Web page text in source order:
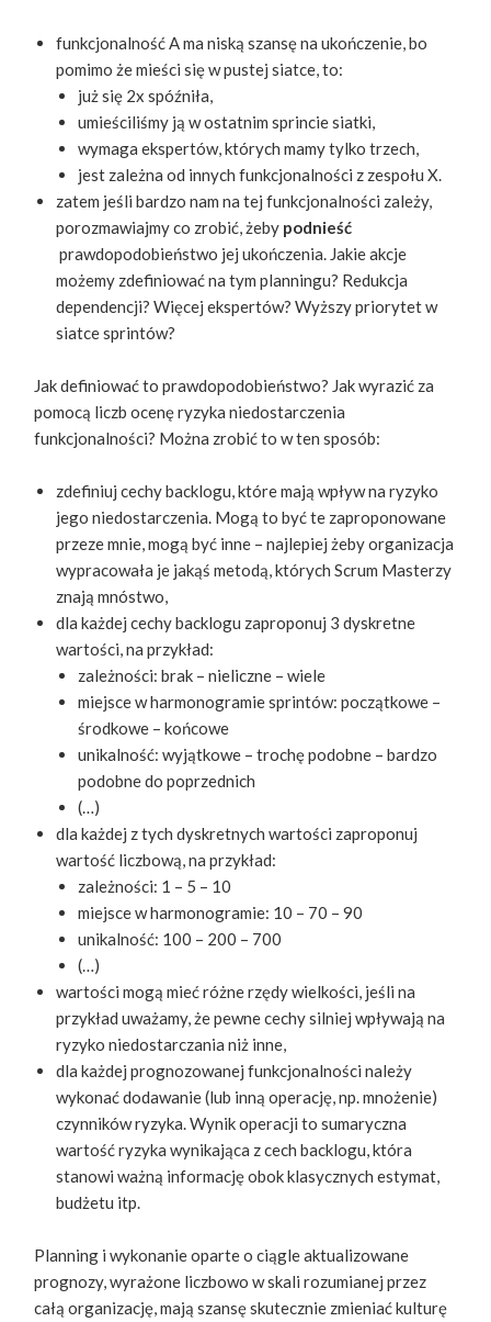
funkcjonalność A ma niską szansę na ukończenie, bo
pomimo że mieści się w pustej siatce, to:
już się 2x spóźniła,
umieściliśmy ją w ostatnim sprincie siatki,
wymaga ekspertów, których mamy tylko trzech,
jest zależna od innych funkcjonalności z zespołu X.
zatem jeśli bardzo nam na tej funkcjonalności zależy,
porozmawiajmy co zrobić, żeby podnieść
prawdopodobieństwo jej ukończenia. Jakie akcje
możemy zdefiniować na tym planningu? Redukcja
dependencji? Więcej ekspertów? Wyższy priorytet w
siatce sprintów?
Jak definiować to prawdopodobieństwo? Jak wyrazić za
pomocą liczb ocenę ryzyka niedostarczenia
funkcjonalności? Można zrobić to w ten sposób:
zdefiniuj cechy backlogu, które mają wpływ na ryzyko
jego niedostarczenia. Mogą to być te zaproponowane
przeze mnie, mogą być inne – najlepiej żeby organizacja
wypracowała je jakąś metodą, których Scrum Masterzy
znają mnóstwo,
dla każdej cechy backlogu zaproponuj 3 dyskretne
wartości, na przykład:
zależności: brak – nieliczne – wiele
miejsce w harmonogramie sprintów: początkowe –
środkowe – końcowe
unikalność: wyjątkowe – trochę podobne – bardzo
podobne do poprzednich
(…)
dla każdej z tych dyskretnych wartości zaproponuj
wartość liczbową, na przykład:
zależności: 1 – 5 – 10
miejsce w harmonogramie: 10 – 70 – 90
unikalność: 100 – 200 – 700
(…)
wartości mogą mieć różne rzędy wielkości, jeśli na
przykład uważamy, że pewne cechy silniej wpływają na
ryzyko niedostarczania niż inne,
dla każdej prognozowanej funkcjonalności należy
wykonać dodawanie (lub inną operację, np. mnożenie)
czynników ryzyka. Wynik operacji to sumaryczna
wartość ryzyka wynikająca z cech backlogu, która
stanowi ważną informację obok klasycznych estymat,
budżetu itp.
Planning i wykonanie oparte o ciągle aktualizowane
prognozy, wyrażone liczbowo w skali rozumianej przez
całą organizację, mają szansę skutecznie zmieniać kulturę